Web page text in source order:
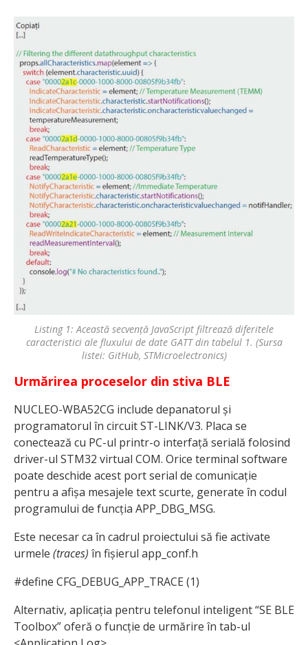
Listing 1: Această secvență JavaScript filtrează diferitele
caracteristici ale fluxului de date GATT din tabelul 1. (Sursa
listei: GitHub, STMicroelectronics)
Urmărirea proceselor din stiva BLE
NUCLEO-WBA52CG include depanatorul și
programatorul în circuit ST-LINK/V3. Placa se
conectează cu PC-ul printr-o interfață serială folosind
driver-ul STM32 virtual COM. Orice terminal software
poate deschide acest port serial de comunicație
pentru a afișa mesajele text scurte, generate în codul
programului de funcția APP_DBG_MSG.
Este necesar ca în cadrul proiectului să fie activate
urmele (traces) în fișierul app_conf.h
#define CFG_DEBUG_APP_TRACE (1)
Alternativ, aplicația pentru telefonul inteligent “SE BLE
Toolbox” oferă o funcție de urmărire în tab-ul